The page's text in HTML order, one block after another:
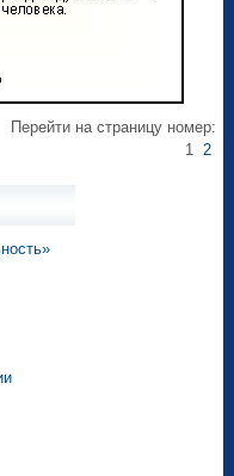
Перейти на страницу номер:
1 2